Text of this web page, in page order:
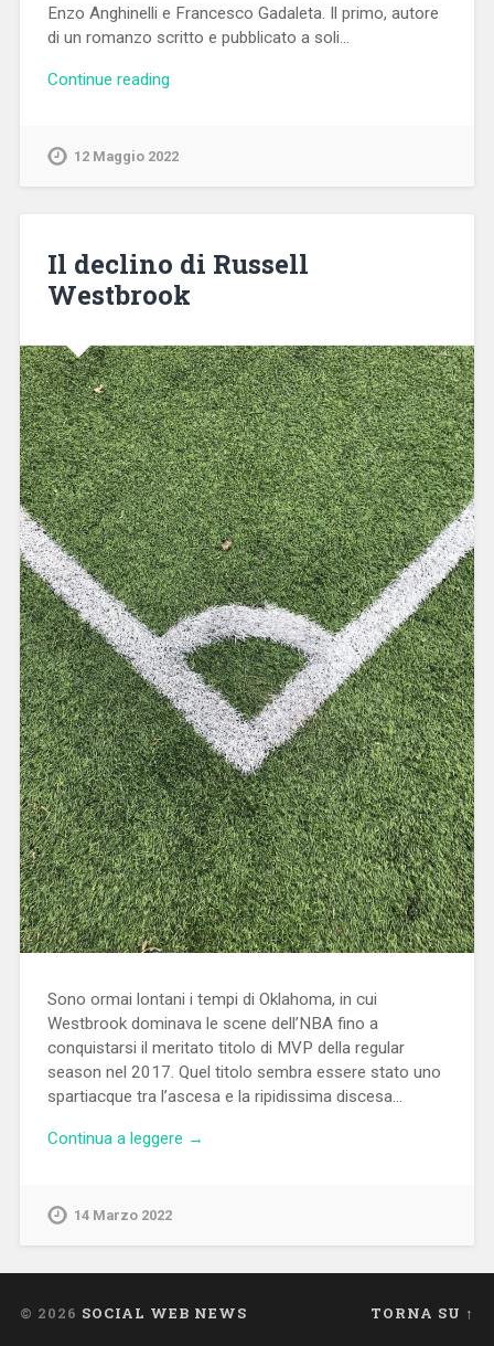
Enzo Anghinelli e Francesco Gadaleta. Il primo, autore
di un romanzo scritto e pubblicato a soli…
Continue reading
12 Maggio 2022
Il declino di Russell
Westbrook
Sono ormai lontani i tempi di Oklahoma, in cui
Westbrook dominava le scene dell’NBA fino a
conquistarsi il meritato titolo di MVP della regular
season nel 2017. Quel titolo sembra essere stato uno
spartiacque tra l’ascesa e la ripidissima discesa…
Continua a leggere →
14 Marzo 2022
© 2026 SOCIAL WEB NEWS TORNA SU ↑